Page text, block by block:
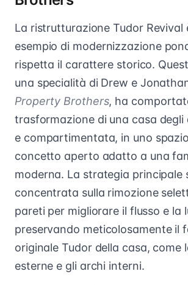
La ristrutturazione Tudor Revival
esempio di modernizzazione
rispetta il carattere storico.
una specialità di Drew e
Property Brothers, ha
trasformazione di una casa degli
e compartimentata, in uno
concetto aperto adatto a una
moderna. La strategia principale
concentrata sulla rimozione
pareti per migliorare il flusso e la
preservando meticolosamente il
originale Tudor della casa, come
esterne e gli archi interni.